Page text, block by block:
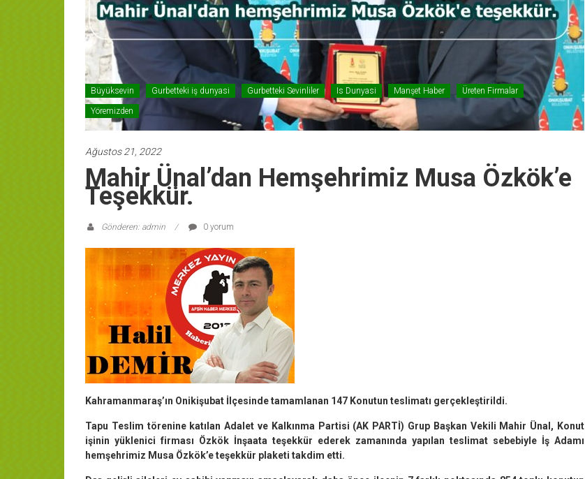
Büyüksevin Gurbetteki iş dunyasi Gurbetteki Sevinliler Is Dunyasi Manşet Haber Üreten Firmalar
Yöremizden
Ağustos 21, 2022
Mahir Ünal’dan Hemşehrimiz Musa Özkök’e
Teşekkür.
Gönderen: admin 0 yorum
Kahramanmaraş’ın Onikişubat İlçesinde tamamlanan 147 Konutun teslimatı gerçekleştirildi.
Tapu Teslim törenine katılan Adalet ve Kalkınma Partisi (AK PARTİ) Grup Başkan Vekili Mahir Ünal, Konut
işinin yüklenici firması Özkök İnşaata teşekkür ederek zamanında yapılan teslimat sebebiyle İş Adamı
hemşehrimiz Musa Özkök’e teşekkür plaketi takdim etti.